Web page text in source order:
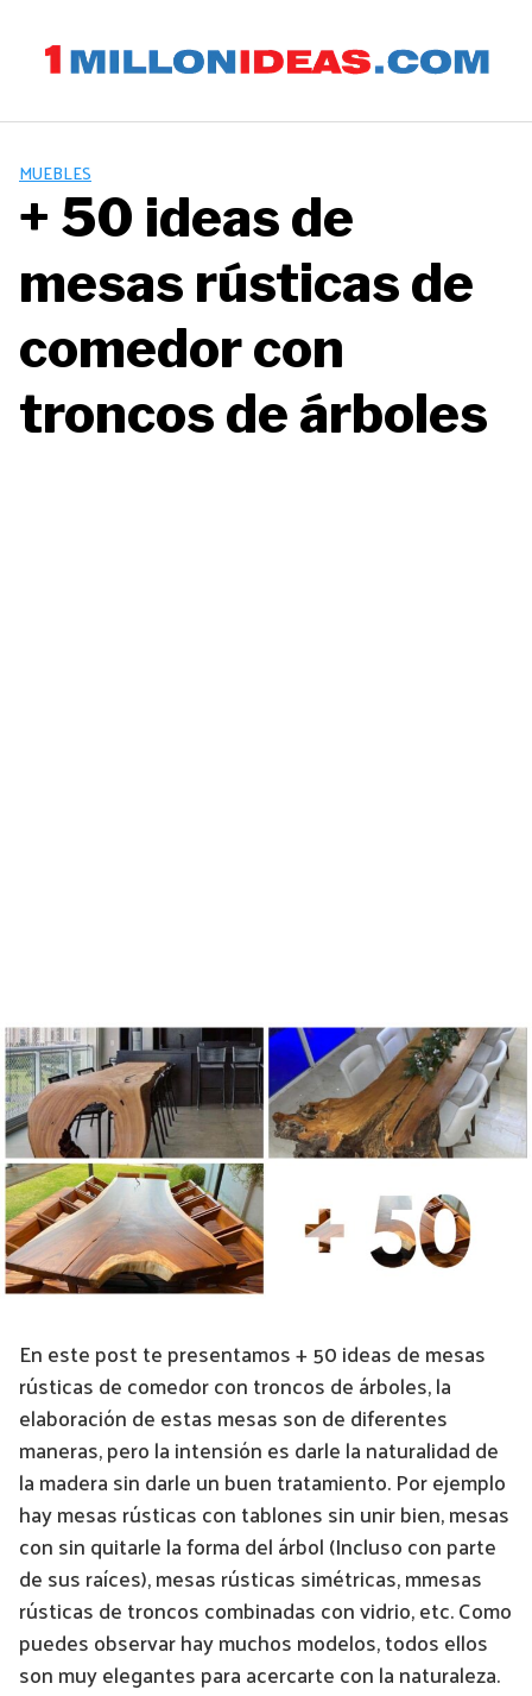
contenido
MUEBLES
+ 50 ideas de
mesas rústicas de
comedor con
troncos de árboles
En este post te presentamos + 50 ideas de mesas
rústicas de comedor con troncos de árboles, la
elaboración de estas mesas son de diferentes
maneras, pero la intensión es darle la naturalidad de
la madera sin darle un buen tratamiento. Por ejemplo
hay mesas rústicas con tablones sin unir bien, mesas
con sin quitarle la forma del árbol (Incluso con parte
de sus raíces), mesas rústicas simétricas, mmesas
rústicas de troncos combinadas con vidrio, etc. Como
puedes observar hay muchos modelos, todos ellos
son muy elegantes para acercarte con la naturaleza.